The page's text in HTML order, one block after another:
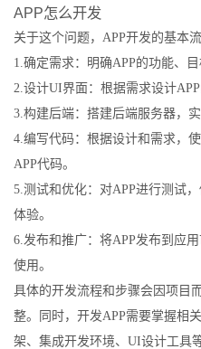
APP怎么开发
关于这个问题，APP开发的基本流
1.确定需求：明确APP的功能、
2.设计UI界面：根据需求设计
3.构建后端：搭建后端服务器，
4.编写代码：根据设计和需求，
APP代码。
5.测试和优化：对APP进行测试
体验。
6.发布和推广：将APP发布到应
使用。
具体的开发流程和步骤会因项目
整。同时，开发APP需要掌握相
架、集成开发环境、UI设计工具等